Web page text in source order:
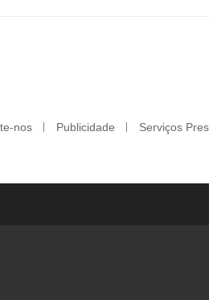
nos Publicidade Serviços